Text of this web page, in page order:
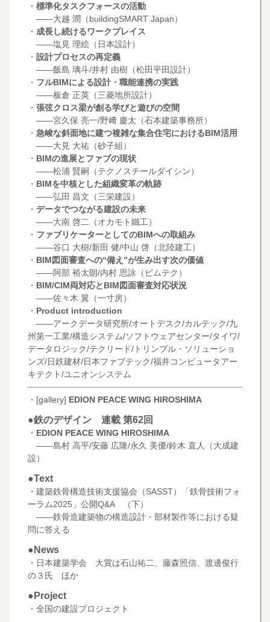
・ 標準化タスクフォースの活動
――大越 潤（buildingSMART Japan）
・ 成長し続けるワークプレイス
――塩見 理絵（日本設計）
・ 設計プロセスの再定義
――飯島 璃斗/井村 由樹（松田平田設計）
・ フルBIMによる設計・職能連携の実践
――板倉 正英（三菱地所設計）
・ 張弦クロス梁が創る学びと遊びの空間
――宮久保 亮一/野﨑 慶太（石本建築事務所）
・ 急峻な斜面地に建つ複雑な集合住宅におけるBIM活用
――大見 大祐（砂子組）
・ BIMの進展とファブの現状
――松浦 賢嗣（テクノスチールダイシン）
・ BIMを中核とした組織変革の軌跡
――弘田 昌文（三栄建設）
・ データでつながる建設の未来
――大南 啓二（オカモト鐵工）
・ ファブリケーターとしてのBIMへの取組み
――谷口 大樹/新田 健/中山 啓（北陸建工）
・ BIM図面審査への“備え”が生み出す次の価値
――阿部 裕太朗/内村 思詠（ビムテク）
・ BIM/CIM両対応とBIM図面審査対応状況
――佐々木 翼（一寸房）
・ Product introduction
――アークデータ研究所/オートデスク/カルテック/九
州第一工業/構造システム/ソフトウェアセンター/タイワ/
データロジック/テクリード/トリンブル・ソリューショ
ンズ/日鉄建材/日本ファブテック/福井コンピュータアー
キテクト/ユニオンシステム
・[gallery] EDION PEACE WING HIROSHIMA
●鉄のデザイン 連載 第62回
・ EDION PEACE WING HIROSHIMA
――島村 高平/安藤 広隆/永久 美優/鈴木 直人（大成建
設）
●Text
・建築鉄骨構造技術支援協会（SASST）「鉄骨技術フォ
ーラム2025」公開Q&A （下）
――鉄骨造建築物の構造設計・部材製作等における疑
問に答える
●News
・日本建築学会 大賞は石山祐二、藤森照信、渡邊俊行
の３氏 ほか
●Project
・全国の建設プロジェクト